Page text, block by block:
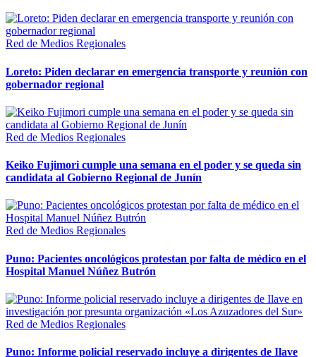
Red de Medios Regionales
Loreto: Piden declarar en emergencia transporte y reunión con
gobernador regional
Red de Medios Regionales
Keiko Fujimori cumple una semana en el poder y se queda sin
candidata al Gobierno Regional de Junín
Red de Medios Regionales
Puno: Pacientes oncológicos protestan por falta de médico en el
Hospital Manuel Núñez Butrón
Red de Medios Regionales
Puno: Informe policial reservado incluye a dirigentes de Ilave